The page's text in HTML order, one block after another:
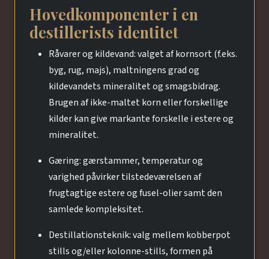
Hovedkomponenter i en
destillerists identitet
Råvarer og kildevand: valget af kornsort (f.eks.
byg, rug, majs), maltningens grad og
kildevandets mineralitet og smagsbidrag.
Brugen af ikke-maltet korn eller forskellige
kilder kan give markante forskelle i estere og
mineralitet.
Gæring: gærstammer, temperatur og
varighed påvirker tilstedeværelsen af
frugtagtige estere og fusel-olier samt den
samlede kompleksitet.
Destillationsteknik: valg mellem kobberpot
stills og/eller kolonne-stills, formen på